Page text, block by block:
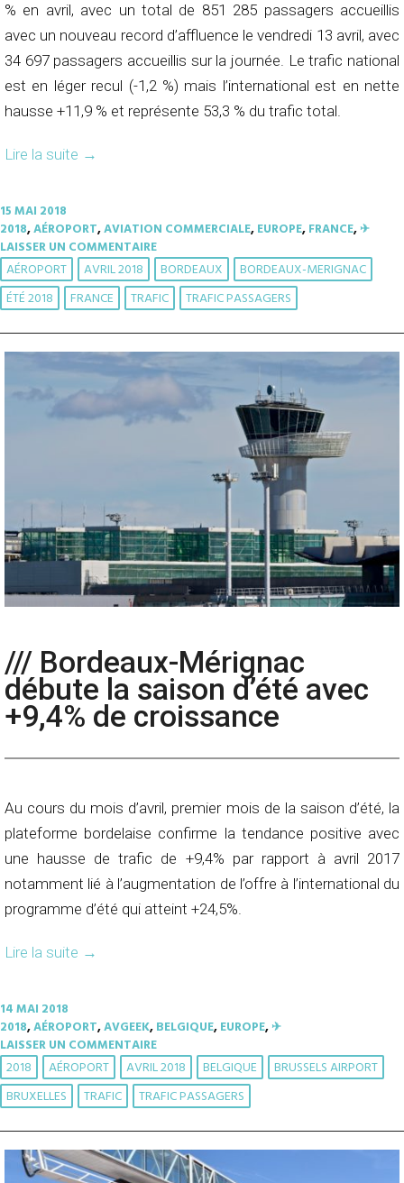
% en avril, avec un total de 851 285 passagers accueillis
avec un nouveau record d’affluence le vendredi 13 avril, avec
34 697 passagers accueillis sur la journée. Le trafic national
est en léger recul (-1,2 %) mais l’international est en nette
hausse +11,9 % et représente 53,3 % du trafic total.
Lire la suite →
15 MAI 2018
2018,AÉROPORT,AVIATION COMMERCIALE,EUROPE,FRANCE,✈︎
LAISSER UN COMMENTAIRE
AÉROPORT AVRIL 2018 BORDEAUX
BORDEAUX-MERIGNAC
ÉTÉ 2018
FRANCE TRAFIC TRAFIC PASSAGERS
/// Bordeaux-Mérignac
débute la saison d’été avec
+9,4% de croissance
Au cours du mois d’avril, premier mois de la saison d’été, la
plateforme bordelaise confirme la tendance positive avec
une hausse de trafic de +9,4% par rapport à avril 2017
notamment lié à l’augmentation de l’offre à l’international du
programme d’été qui atteint +24,5%.
Lire la suite →
14 MAI 2018
2018,AÉROPORT,AVGEEK,BELGIQUE,EUROPE,✈︎
LAISSER UN COMMENTAIRE
2018 AÉROPORT AVRIL 2018 BELGIQUE
BRUSSELS AIRPORT
BRUXELLES
TRAFIC TRAFIC PASSAGERS